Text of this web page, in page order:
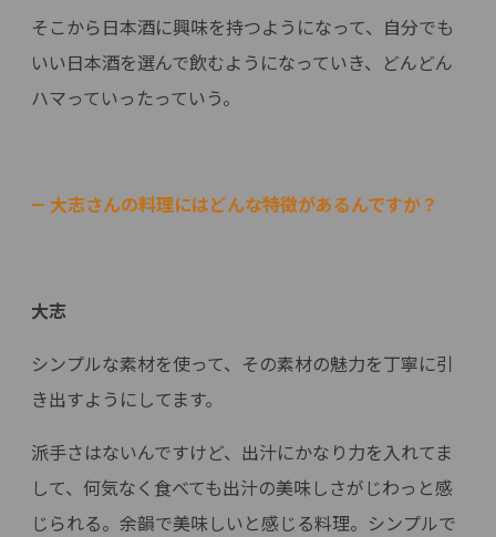
そこから日本酒に興味を持つようになって、自分でも
いい日本酒を選んで飲むようになっていき、どんどん
ハマっていったっていう。
— 大志さんの料理にはどんな特徴があるんですか？
大志
シンプルな素材を使って、その素材の魅力を丁寧に引
き出すようにしてます。
派手さはないんですけど、出汁にかなり力を入れてま
して、何気なく食べても出汁の美味しさがじわっと感
じられる。余韻で美味しいと感じる料理。シンプルで